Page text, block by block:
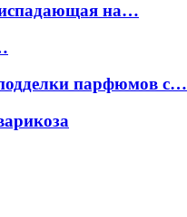
на…
парфюмов с…